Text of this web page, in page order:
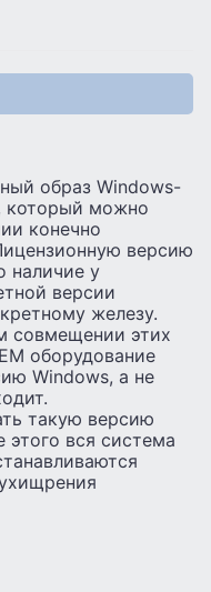
образ Windows-
который можно
конечно
версию
наличие у
версии
железу.
совмещении этих
оборудование
Windows, а не
такую версию
вся система